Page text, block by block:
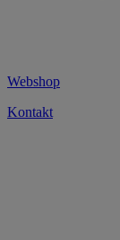
Webshop
Kontakt